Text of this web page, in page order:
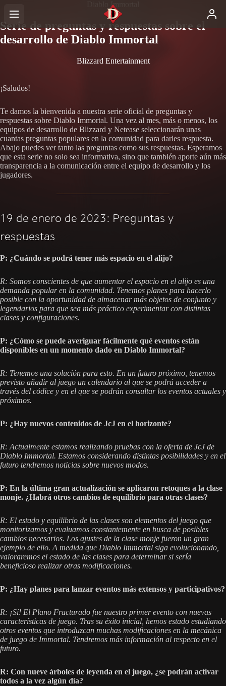
Diablo Immortal
Serie de preguntas y respuestas sobre el
desarrollo de Diablo Immortal
Blizzard Entertainment
¡Saludos!
Te damos la bienvenida a nuestra serie oficial de preguntas y
respuestas sobre Diablo Immortal. Una vez al mes, más o menos, los
equipos de desarrollo de Blizzard y Netease seleccionarán unas
cuantas preguntas populares en la comunidad para darles respuesta.
Abajo puedes ver tanto las preguntas como sus respuestas. Esperamos
que esta serie no solo sea informativa, sino que también aporte aún más
transparencia a la comunicación entre el equipo de desarrollo y los
jugadores.
19 de enero de 2023: Preguntas y
respuestas
P: ¿Cuándo se podrá tener más espacio en el alijo?
R: Somos conscientes de que aumentar el espacio en el alijo es una
demanda popular en la comunidad. Tenemos planes para hacerlo
posible con la oportunidad de almacenar más objetos de conjunto y
legendarios para que sea más práctico experimentar con distintas
clases y configuraciones.
P: ¿Cómo se puede averiguar fácilmente qué eventos están
disponibles en un momento dado en Diablo Immortal?
R: Tenemos una solución para esto. En un futuro próximo, tenemos
previsto añadir al juego un calendario al que se podrá acceder a
través del códice y en el que se podrán consultar los eventos actuales y
próximos.
P: ¿Hay nuevos contenidos de JcJ en el horizonte?
R: Actualmente estamos realizando pruebas con la oferta de JcJ de
Diablo Immortal. Estamos considerando distintas posibilidades y en el
futuro tendremos noticias sobre nuevos modos.
P: En la última gran actualización se aplicaron retoques a la clase
monje. ¿Habrá otros cambios de equilibrio para otras clases?
R: El estado y equilibrio de las clases son elementos del juego que
monitorizamos y evaluamos constantemente en busca de posibles
cambios necesarios. Los ajustes de la clase monje fueron un gran
ejemplo de ello. A medida que Diablo Immortal siga evolucionando,
valoraremos el estado de las clases para determinar si sería
beneficioso realizar otras modificaciones.
P: ¿Hay planes para lanzar eventos más extensos y participativos?
R: ¡Sí! El Plano Fracturado fue nuestro primer evento con nuevas
características de juego. Tras su éxito inicial, hemos estado estudiando
otros eventos que introduzcan muchas modificaciones en la mecánica
de juego de Immortal. Tendremos más información al respecto en el
futuro.
R: Con nueve árboles de leyenda en el juego, ¿se podrán activar
todos a la vez algún día?